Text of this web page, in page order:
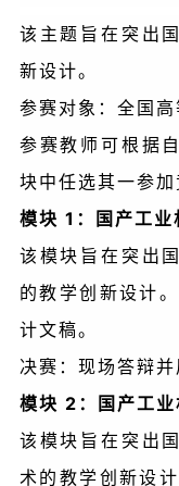
该主题旨在突出
新设计。
参赛对象：全国高
参赛教师可根据
块中任选其一参加
模块 1：国产工
该模块旨在突出
的教学创新设计
计文稿。
决赛：现场答辩并
模块 2：国产工
该模块旨在突出
术的教学创新设